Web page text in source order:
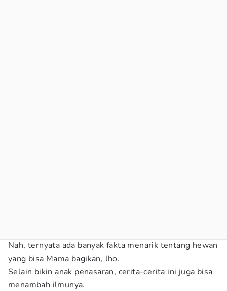
Nah, ternyata ada banyak fakta menarik tentang hewan
yang bisa Mama bagikan, lho.
Selain bikin anak penasaran, cerita-cerita ini juga bisa
menambah ilmunya.